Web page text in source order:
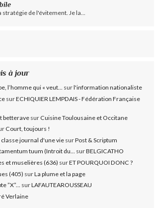
de l'évitement. Je la...
à jour
l’homme qui « veut... surl'information nationaliste
surECHIQUIER LEMPDAIS - Fédération Française
betterave surCuisine Toulousaine et Occitane
Court, toujours !
journal d'une viesurPost & Scriptum
tuum (Introit du... surBELGICATHO
et muselières (636) surET POURQUOI DONC ?
(405) surLa plume et la page
”X”... surLAFAUTEAROUSSEAU
Verlaine